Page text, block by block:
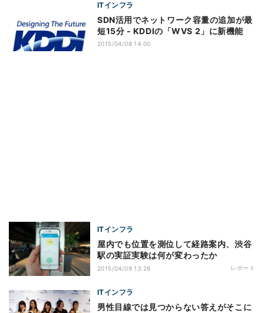
ITインフラ
SDN活用でネットワーク容量の追加が最
短15分 - KDDIの「WVS 2」に新機能
2015/04/08 14:00
ITインフラ
屋内でも位置を測位して経路案内、渋谷
駅の実証実験は何が変わったか
2015/04/09 13:28 レポート
ITインフラ
男性目線では見つからない答えがそこに